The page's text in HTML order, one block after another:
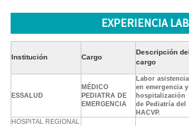
EXPERIENCIA
Institución Cargo
Descripción del
cargo
ESSALUD
MÉDICO
PEDIATRA DE
EMERGENCIA
Labor asistencial
en emergencia y
hospitalización
de Pediatría del
HACVP.
HOSPITAL REGIONAL